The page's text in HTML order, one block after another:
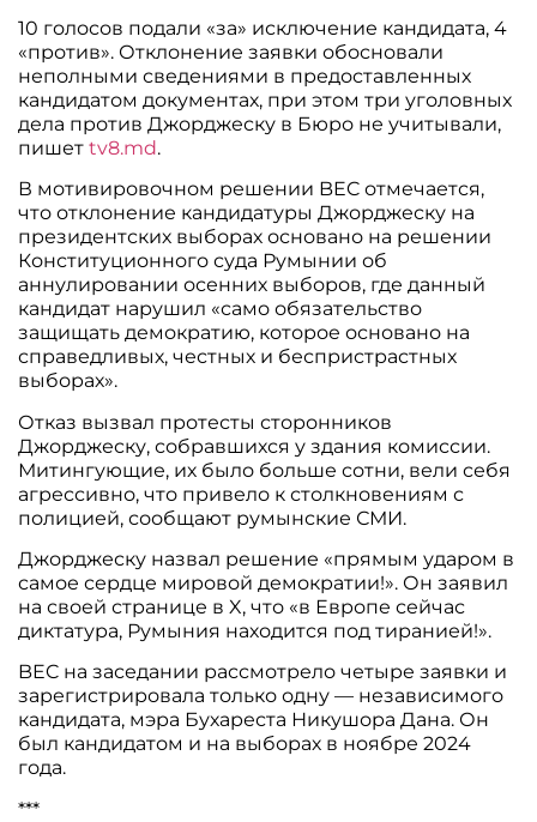
10 голосов подали «за» исключение кандидата, 4
«против». Отклонение заявки обосновали
неполными сведениями в предоставленных
кандидатом документах, при этом три уголовных
дела против Джорджеску в Бюро не учитывали,
пишетtv8.md.
В мотивировочном решении BEC отмечается,
что отклонение кандидатуры Джорджеску на
президентских выборах основано на решении
Конституционного суда Румынии об
аннулировании осенних выборов, где данный
кандидат нарушил «само обязательство
защищать демократию, которое основано на
справедливых, честных и беспристрастных
выборах».
Отказ вызвал протесты сторонников
Джорджеску, собравшихся у здания комиссии.
Митингующие, их было больше сотни, вели себя
агрессивно, что привело к столкновениям с
полицией, сообщают румынские СМИ.
Джорджеску назвал решение «прямым ударом в
самое сердце мировой демократии!». Он заявил
на своей странице в X, что «в Европе сейчас
диктатура, Румыния находится под тиранией!».
BEC на заседании рассмотрело четыре заявки и
зарегистрировала только одну — независимого
кандидата, мэра Бухареста Никушора Дана. Он
был кандидатом и на выборах в ноябре 2024
года.
***